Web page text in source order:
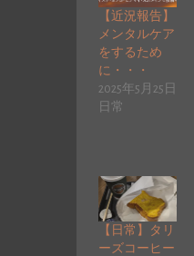
【近況報告】
メンタルケア
をするため
に・・・
2025年5月25日
日常
【日常】タリ
ーズコーヒー